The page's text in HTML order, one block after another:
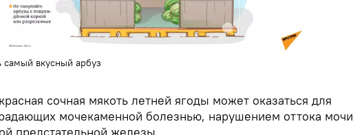
самый вкусный арбуз
сочная мякоть летней ягоды может оказаться для
мочекаменной болезнью, нарушением оттока мочи